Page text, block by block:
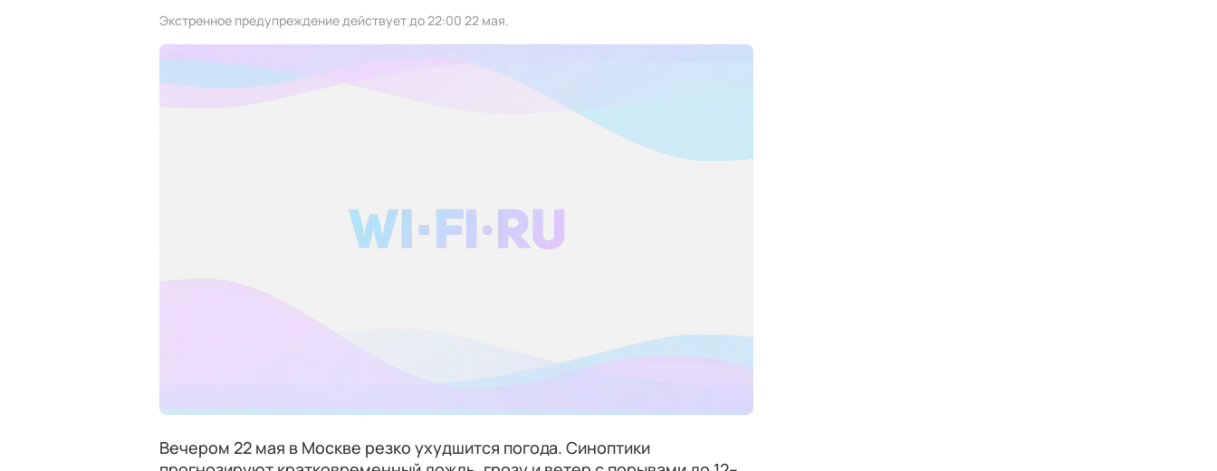
Экстренное предупреждение действует до 22:00 22 мая.
Вечером 22 мая в Москве резко ухудшится погода. Синоптики